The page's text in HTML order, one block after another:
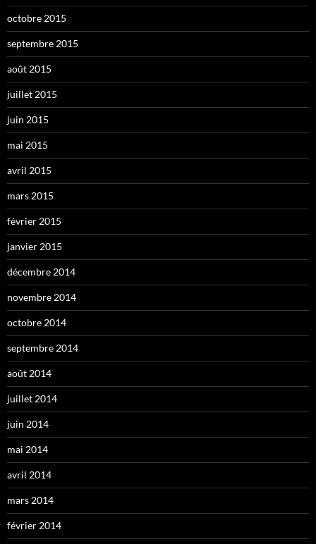
octobre 2015
septembre 2015
août 2015
juillet 2015
juin 2015
mai 2015
avril 2015
mars 2015
février 2015
janvier 2015
décembre 2014
novembre 2014
octobre 2014
septembre 2014
août 2014
juillet 2014
juin 2014
mai 2014
avril 2014
mars 2014
février 2014